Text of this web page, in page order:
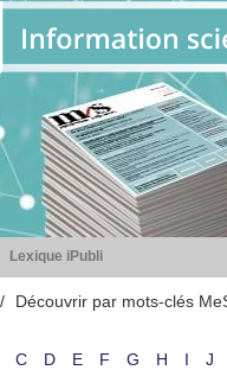
Lexique iPubli
Découvrir par mots-clés
C D E F G H I J